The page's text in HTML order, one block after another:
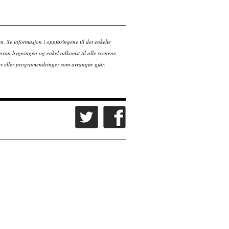
Se informasjon i oppføringene til det enkelte
bygningen og enkel adkomst til alle scenene.
eller programendringer som arrangør gjør.